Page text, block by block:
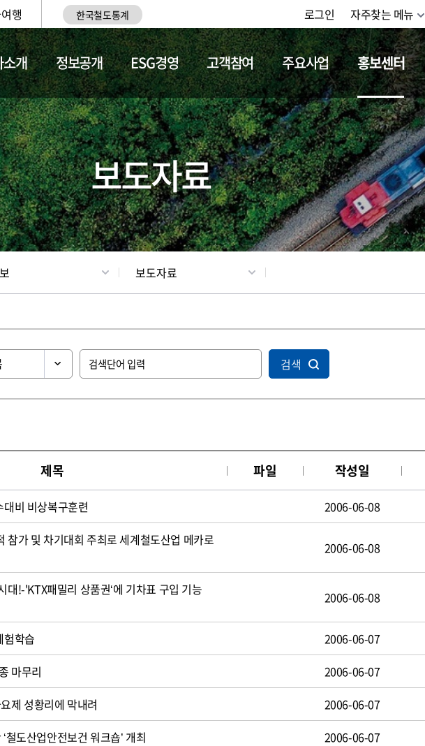
행 한국철도통계 로그인 자주찾는 메뉴
개 정보공개 ESG경영 고객참여 주요사업 홍보센터
갤러리 기차소개 철도체험
보도자료
보도자료
검색
제목 파일 작성일
비 비상복구훈련 2006-06-08
참가 및 차기대회 주최로 세계철도산업 메카로
2006-06-08
대!-'KTX패밀리 상품권‘에 기차표 구입 기능
2006-06-08
험학습 2006-06-07
마무리 2006-06-07
제 성황리에 막내려 2006-06-07
철도산업안전보건 워크숍’ 개최 2006-06-07